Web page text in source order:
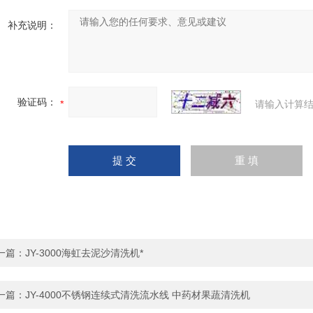
补充说明：
验证码： 请输入计算
篇： JY-3000海虹去泥沙清洗机*
篇： JY-4000不锈钢连续式清洗流水线 中药材果蔬清洗机